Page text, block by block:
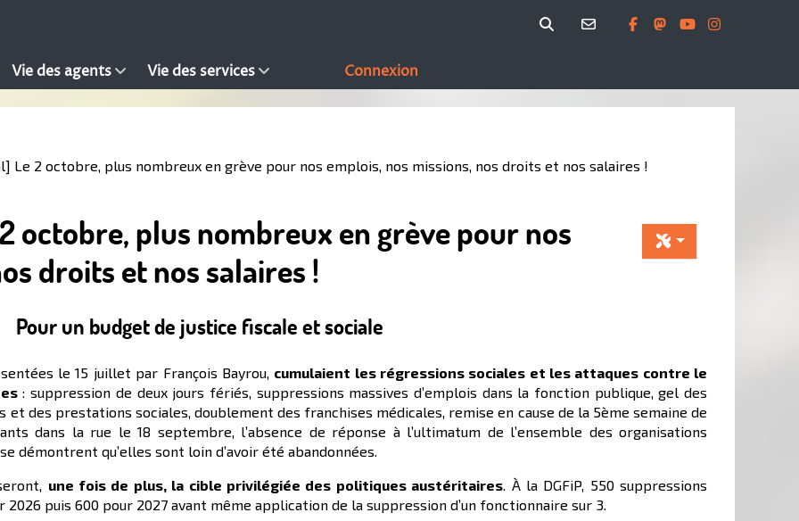
Vie des agents Vie des services Connexion
Le 2 octobre, plus nombreux en grève pour nos emplois, nos missions, nos droits et nos salaires !
octobre, plus nombreux en grève pour nos
droits et nos salaires !
Pour un budget de justice fiscale et sociale
le 15 juillet par François Bayrou, cumulaient les régressions sociales et les attaques contre le
: suppression de deux jours fériés, suppressions massives d’emplois dans la fonction publique, gel des
des prestations sociales, doublement des franchises médicales, remise en cause de la 5ème semaine de
dans la rue le 18 septembre, l’absence de réponse à l’ultimatum de l’ensemble des organisations
démontrent qu’elles sont loin d’avoir été abandonnées.
une fois de plus, la cible privilégiée des politiques austéritaires. À la DGFiP, 550 suppressions
puis 600 pour 2027 avant même application de la suppression d’un fonctionnaire sur 3.